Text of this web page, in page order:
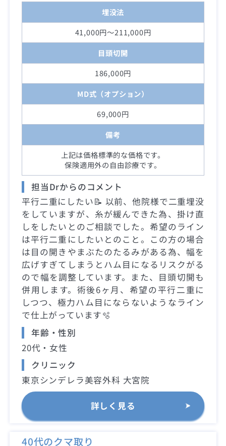
埋没法
41,000円～211,000円
目頭切開
186,000円
MD式（オプション）
69,000円
備考
上記は価格標準的な価格です。
保険適用外の自由診療です。
担当Drからのコメント
平行二重にしたい📝 以前、他院様で二重埋没
をしていますが、糸が緩んできた為、掛け直
しをしたいとのご相談でした。希望のライン
は平行二重にしたいとのこと。この方の場合
は目の開きやまぶたのたるみがある為、幅を
広げすぎてしまうとハム目になるリスクがる
ので幅を調整しています。また、目頭切開も
併用します。術後6ヶ月、希望の平行二重に
しつつ、極力ハム目にならないようなライン
で仕上がっています🫧
年齢・性別
20代・女性
クリニック
東京シンデレラ美容外科 大宮院
詳しく見る
40代のクマ取り